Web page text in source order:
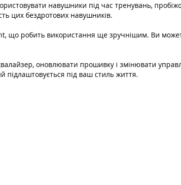
навушники під час тренувань,
цих бездротових навушників.
що робить використання ще зручнішим. Ви
оновлювати прошивку і змінювати
під ваш стиль життя.